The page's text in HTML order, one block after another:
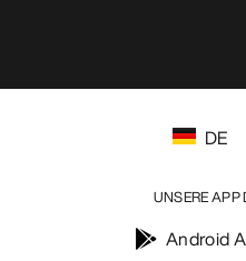
DE
UNSERE
Android